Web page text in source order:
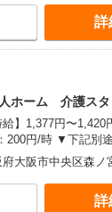
円） ※2025年6月支給実
用期間中(3ヶ月)は詳
ホーム 介護スタ
】1,377円〜1,420円 ▼給与詳細 処遇
記別途支給 通勤手当 年末
寸志あり：年2回（6月・12
遇改善手当は試用期間中(3
給なし
府大阪市中央区森ノ
詳